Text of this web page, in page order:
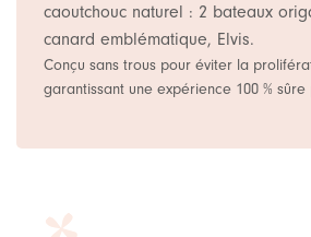
caoutchouc naturel : 2 bateaux
canard emblématique, Elvis.
Conçu sans trous pour éviter la
garantissant une expérience 100 %